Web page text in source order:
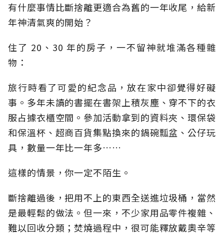
有什麼事情比斷捨離更適合為舊的一年收尾，給新
年神清氣爽的開始？
住了 20、30 年的房子，一不留神就堆滿各種雜
物：
旅行時看了可愛的紀念品，放在家中卻覺得好礙
事。多年未讀的書擺在書架上積灰塵、穿不下的衣
服占據衣櫃空間。參加活動拿到的資料夾、環保袋
和保溫杯、超商百貨集點換來的鍋碗瓢盆、公仔玩
具，數量一年比一年多……
這樣的情景，你一定不陌生。
斷捨離過後，把用不上的東西全送進垃圾桶，當然
是最輕鬆的做法。但一來，不少家用品零件複雜、
難以回收分類；焚燒過程中，很可能釋放戴奧辛等